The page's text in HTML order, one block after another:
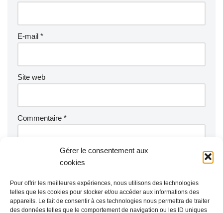
Gérer le consentement aux
cookies
Pour offrir les meilleures expériences, nous utilisons des technologies
telles que les cookies pour stocker et/ou accéder aux informations des
appareils. Le fait de consentir à ces technologies nous permettra de traiter
des données telles que le comportement de navigation ou les ID uniques
E-mail *
Site web
Commentaire *